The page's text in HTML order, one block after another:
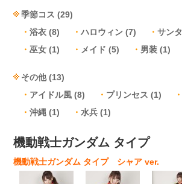
季節コス (29)
浴衣 (8) ハロウィン (7) サンタ
巫女 (1) メイド (5) 男装 (1)
その他(13)
アイドル風 (8) プリンセス (1)
沖縄 (1) 水兵 (1)
機動戦士ガンダム タイプ
機動戦士ガンダム タイプ シャア ver.